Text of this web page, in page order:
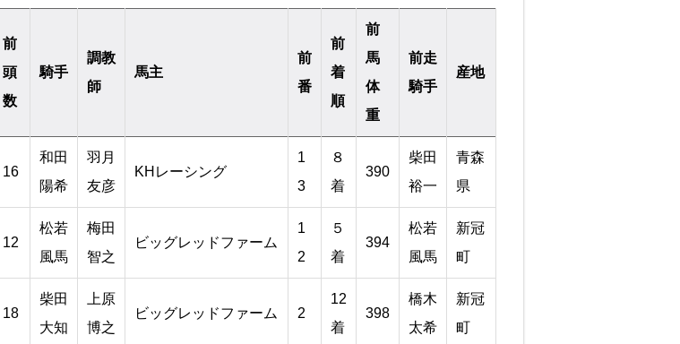
前
頭
数
騎手
調教
師
馬主
前
番
前
着
順
前
馬
体
重
前走
騎手
産地
16
和田
陽希
羽月
友彦
KHレーシング
1
3
８
着
390
柴田
裕一
青森
県
12
松若
風馬
梅田
智之
ビッグレッドファーム
1
2
５
着
394
松若
風馬
新冠
町
18
柴田
大知
上原
博之
ビッグレッドファーム 2
12
着
398
橋木
太希
新冠
町